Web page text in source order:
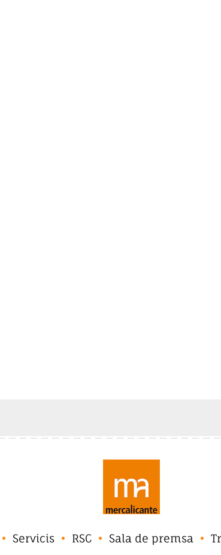
Servicis RSC Sala de premsa